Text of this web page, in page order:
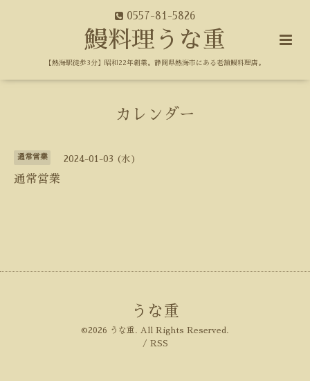
0557-81-5826
鰻料理うな重
【熱海駅徒歩3分】昭和22年創業。静岡県熱海市にある老舗鰻料理店。
カレンダー
通常営業 2024-01-03 (水)
通常営業
うな重
©2026 うな重. All Rights Reserved.
/ RSS